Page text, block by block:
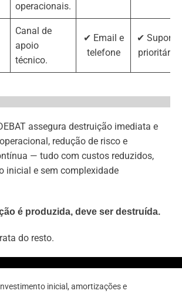
operacionais.
Canal de
apoio
técnico.
✔ Email e
telefone
✔ Suporte
prioritário
assegura destruição imediata e
redução de risco e
— tudo com custos reduzidos,
inicial e sem complexidade
é produzida, deve ser destruída.
do resto.
inicial, amortizações e